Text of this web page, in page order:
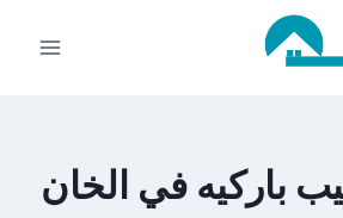
باركيه في الخان